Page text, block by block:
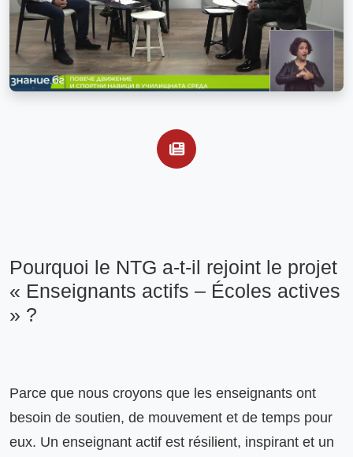
Pourquoi le NTG a-t-il rejoint le projet
« Enseignants actifs – Écoles actives
» ?
Parce que nous croyons que les enseignants ont
besoin de soutien, de mouvement et de temps pour
eux. Un enseignant actif est résilient, inspirant et un